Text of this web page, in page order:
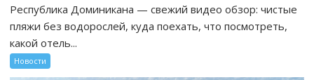
Республика Доминикана — свежий видео обзор: чистые
пляжи без водорослей, куда поехать, что посмотреть,
какой отель...
Новости